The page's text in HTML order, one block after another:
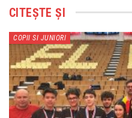
CITEȘTE ȘI
COPII SI JUNIORI